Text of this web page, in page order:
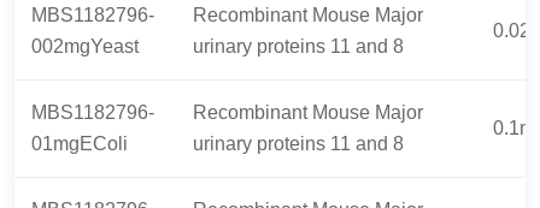
MBS1182796-
002mgYeast
Recombinant Mouse Major
urinary proteins 11 and 8
MBS1182796-
01mgEColi
Recombinant Mouse Major
urinary proteins 11 and 8